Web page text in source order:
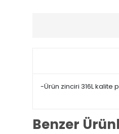
-Ürün zinciri 316L kalite
Benzer